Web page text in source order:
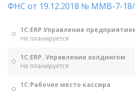
ФНС от 19.12.2018 № ММВ-7-18/
1С:ERP Управление
Не планируется
1С:ERP. Управление холдингом
Не планируется
1С:Рабочее место кассира